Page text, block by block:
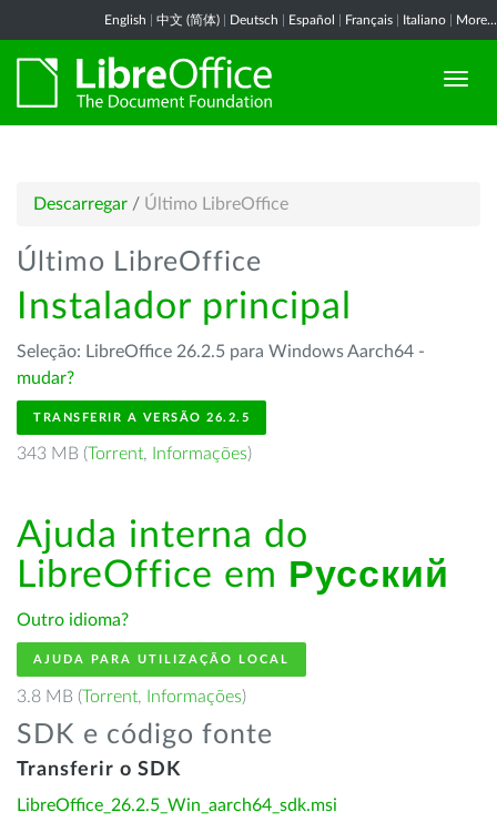
English 中文 (简体) Deutsch Español Français Italiano More...
Descarregar / Último LibreOffice
Último LibreOffice
Instalador principal
Seleção: LibreOffice 26.2.5 para Windows Aarch64 -
mudar?
TRANSFERIR A VERSÃO 26.2.5
343 MB (Torrent, Informações)
Ajuda interna do
LibreOffice em Русский
Outro idioma?
AJUDA PARA UTILIZAÇÃO LOCAL
3.8 MB (Torrent, Informações)
SDK e código fonte
Transferir o SDK
LibreOffice_26.2.5_Win_aarch64_sdk.msi